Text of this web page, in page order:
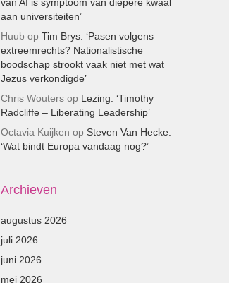
aan universiteiten’
Huub op Tim Brys: ‘Pasen volgens
extreemrechts? Nationalistische
boodschap strookt vaak niet met wat
Jezus verkondigde’
Chris Woutersop Lezing: ‘Timothy
Radcliffe – Liberating Leadership’
Octavia Kuijken op Steven Van Hecke:
‘Wat bindt Europa vandaag nog?’
Archieven
augustus 2026
juli 2026
juni 2026
mei 2026